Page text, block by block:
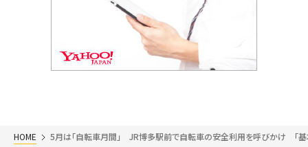
HOME 5月は「自転車月間」 JR博多駅前で自転車の安全利用を呼びかけ 「